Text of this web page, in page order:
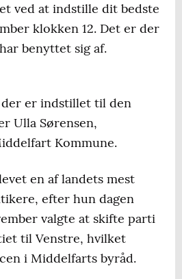
ved at indstille dit bedste
klokken 12. Det er der
benyttet sig af.
der er indstillet til den
Ulla Sørensen,
Kommune.
en af landets mest
efter hun dagen
valgte at skifte parti
til Venstre, hvilket
i Middelfarts byråd.